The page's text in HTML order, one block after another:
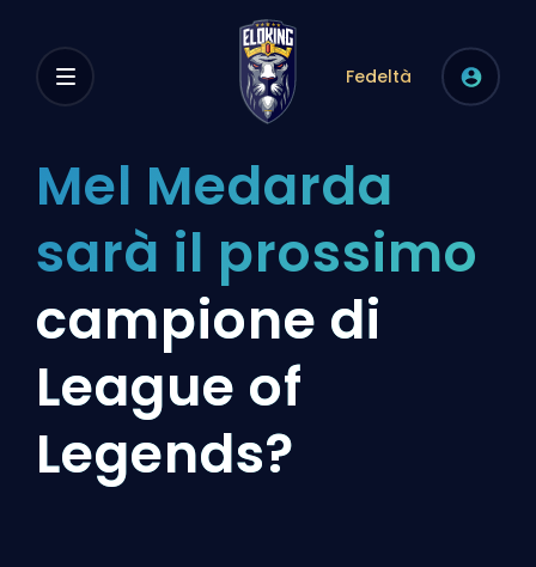
Fedeltà
Mel Medarda
sarà il prossimo
campione di
League of
Legends?